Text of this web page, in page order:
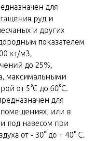
для
руд и
и других
показателем
кг/м3,
до 25%,
максимальными
от 5°С до 60°С.
для
помещениях, или в
под навесом при
от - 30° до + 40° С.